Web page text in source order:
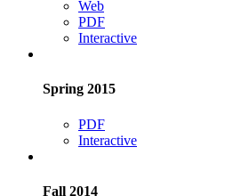
Web
PDF
Interactive
Spring 2015
PDF
Interactive
Fall 2014